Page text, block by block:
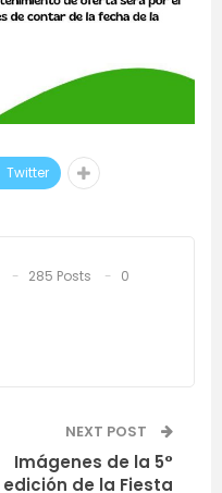
Twitter
285 Posts
0
NEXT POST
Imágenes de la 5°
edición de la Fiesta